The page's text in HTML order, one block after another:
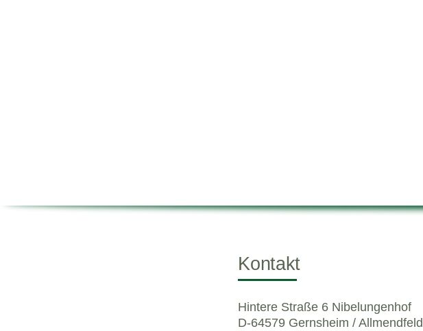
Kontakt
Hintere Straße 6 Nibelungenhof
D-64579 Gernsheim / Allmendfeld